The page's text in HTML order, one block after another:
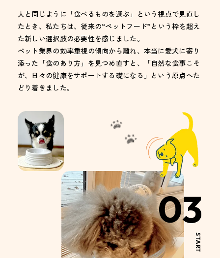
人と同じように「食べるものを選ぶ」という視点で見直し
たとき、私たちは、従来の“ペットフード”という枠を超え
た新しい選択肢の必要性を感じました。
ペット業界の効率重視の傾向から離れ、本当に愛犬に寄り
添った「食のあり方」を見つめ直すと、「自然な食事こそ
が、日々の健康をサポートする礎になる」という原点へた
どり着きました。
03
START